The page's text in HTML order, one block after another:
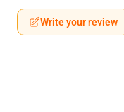
Write your review